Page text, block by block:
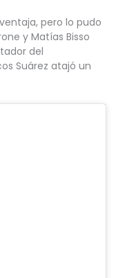
pero lo pudo
y Matías Bisso
del
Suárez atajó un